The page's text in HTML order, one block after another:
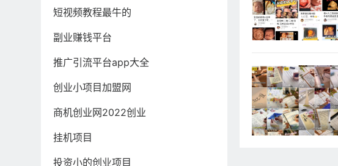
短视频教程最牛的
副业赚钱平台
推广引流平台app大全
创业小项目加盟网
商机创业网2022创业
挂机项目
投资小的创业项目